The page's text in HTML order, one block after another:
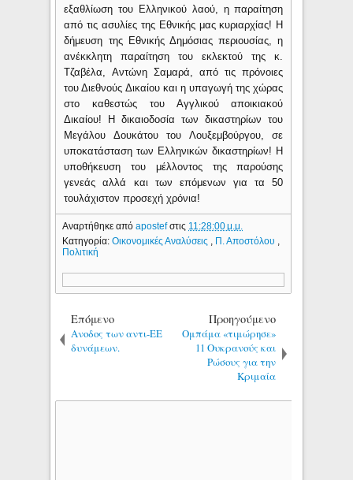
εξαθλίωση του Ελληνικού λαού, η παραίτηση
από τις ασυλίες της Εθνικής μας κυριαρχίας! Η
δήμευση της Εθνικής Δημόσιας περιουσίας, η
ανέκκλητη παραίτηση του εκλεκτού της κ.
Τζαβέλα, Αντώνη Σαμαρά, από τις πρόνοιες
του Διεθνούς Δικαίου και η υπαγωγή της χώρας
στο καθεστώς του Αγγλικού αποικιακού
Δικαίου! Η δικαιοδοσία των δικαστηρίων του
Μεγάλου Δουκάτου του Λουξεμβούργου, σε
υποκατάσταση των Ελληνικών δικαστηρίων! Η
υποθήκευση του μέλλοντος της παρούσης
γενεάς αλλά και των επόμενων για τα 50
τουλάχιστον προσεχή χρόνια!
Αναρτήθηκε απόapostefστις 11:28:00 μ.μ.
Κατηγορία:Οικονομικές Αναλύσεις , Π. Αποστόλου ,
Πολιτική
Επόμενο
Ανοδος των αντι-ΕΕ
δυνάμεων.
Προηγούμενο
Ομπάμα «τιμώρησε»
11 Ουκρανούς και
Ρώσους για την
Κριμαία